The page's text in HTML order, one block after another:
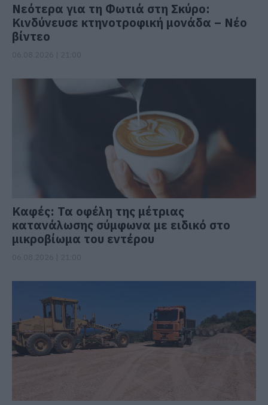
Νεότερα για τη Φωτιά στη Σκύρο:
Κινδύνευσε κτηνοτροφική μονάδα – Νέο
βίντεο
Καφές: Τα οφέλη της μέτριας
κατανάλωσης σύμφωνα με ειδικό στο
μικροβίωμα του εντέρου